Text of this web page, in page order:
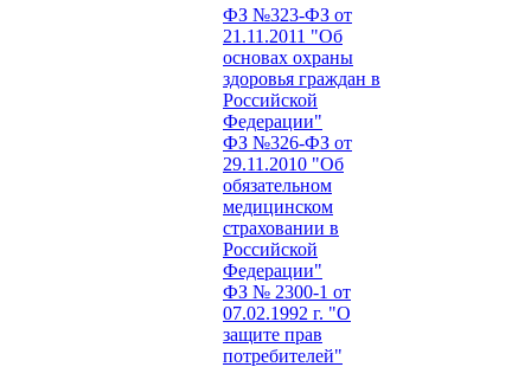
ФЗ №323-ФЗ от
21.11.2011 "Об
основах охраны
здоровья граждан в
Российской
Федерации"
ФЗ №326-ФЗ от
29.11.2010 "Об
обязательном
медицинском
страховании в
Российской
Федерации"
ФЗ № 2300-1 от
07.02.1992 г. "О
защите прав
потребителей"